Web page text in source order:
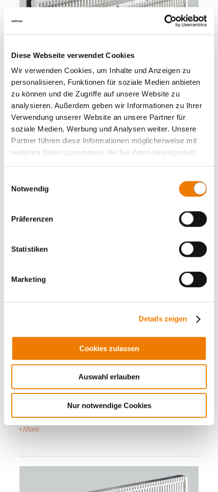
Diese Webseite verwendet Cookies
Wir verwenden Cookies, um Inhalte und Anzeigen zu
personalisieren, Funktionen für soziale Medien anbieten
zu können und die Zugriffe auf unsere Website zu
analysieren. Außerdem geben wir Informationen zu Ihrer
Verwendung unserer Website an unsere Partner für
soziale Medien, Werbung und Analysen weiter. Unsere
Partner führen diese Informationen möglicherweise mit
weiteren Daten zusammen, die Sie ihnen bereitgestellt
Notwendig
Präferenzen
Statistiken
Marketing
Details zeigen
Cookies zulassen
Auswahl erlauben
Nur notwendige Cookies
11607000A
CrossBoard
шинный блок 800 A
for feeding from the front
3-полюсный
Длина 700 мм, с защитой от прикосновения
More
шинный блок 800 A
Длина 800 мм, с защитой от прикосновения
More